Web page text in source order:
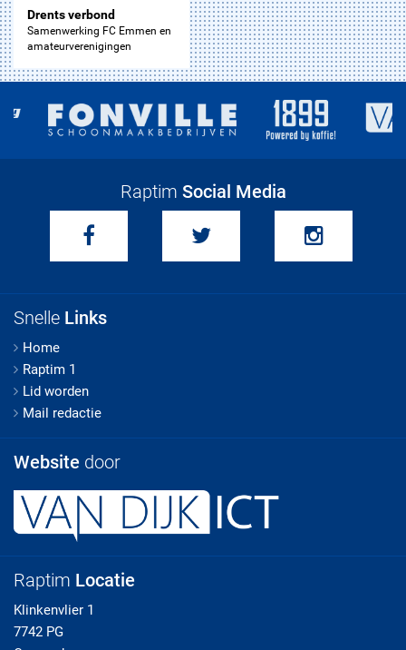
Drents verbond
Samenwerking FC Emmen en
amateurverenigingen
Raptim Social Media
Snelle Links
Home
Raptim 1
Lid worden
Mail redactie
Website door
Raptim Locatie
Klinkenvlier 1
7742 PG